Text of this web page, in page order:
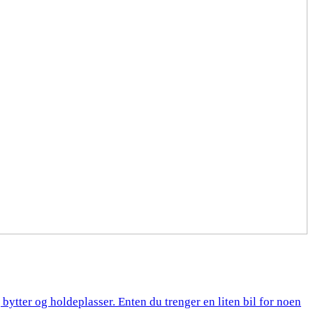
og holdeplasser. Enten du trenger en liten bil for noen